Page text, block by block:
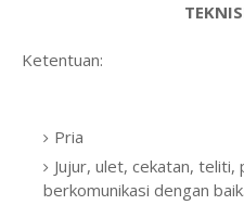
Ketentuan:
Pria
Jujur, ulet, cekatan,
berkomunikasi dengan baik.